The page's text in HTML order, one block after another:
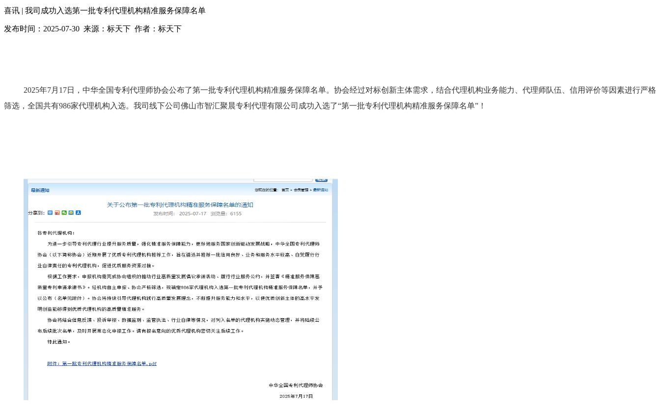
喜讯 | 我司成功入选第一批专利代理机构精准服务保障名单
发布时间：2025-07-30 来源：标天下 作者：标天下
2025年7月17日，中华全国专利代理师协会公布了第一批专利代理机构精准服务保障名单。协会经过对标创新主体需求，结合代理机构业务能力、代理师队伍、信用评价等因素进行严格
筛选，全国共有986家代理机构入选。我司线下公司佛山市智汇聚晨专利代理有限公司成功入选了“第一批专利代理机构精准服务保障名单”！